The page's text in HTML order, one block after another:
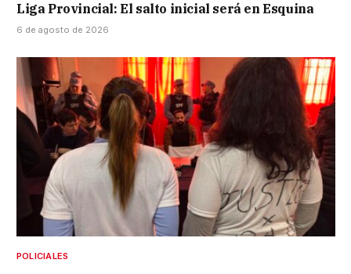
Liga Provincial: El salto inicial será en Esquina
6 de agosto de 2026
POLICIALES